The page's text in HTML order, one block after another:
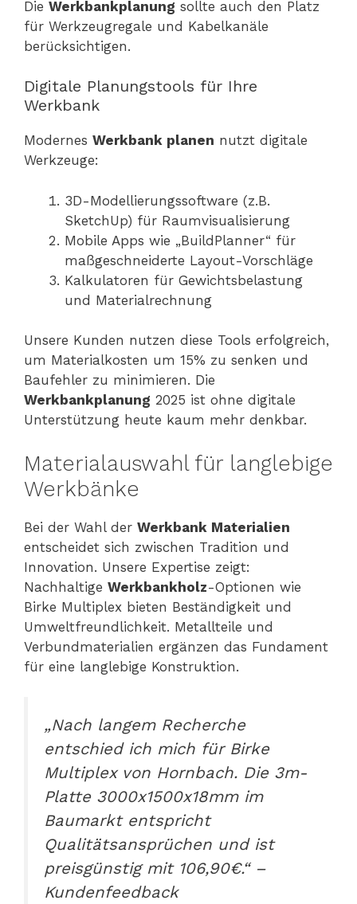
Die Werkbankplanung sollte auch den Platz
für Werkzeugregale und Kabelkanäle
berücksichtigen.
Digitale Planungstools für Ihre
Werkbank
Modernes Werkbank planen nutzt digitale
Werkzeuge:
3D-Modellierungssoftware (z.B.
SketchUp) für Raumvisualisierung
Mobile Apps wie „BuildPlanner“ für
maßgeschneiderte Layout-Vorschläge
Kalkulatoren für Gewichtsbelastung
und Materialrechnung
Unsere Kunden nutzen diese Tools erfolgreich,
um Materialkosten um 15% zu senken und
Baufehler zu minimieren. Die
Werkbankplanung 2025 ist ohne digitale
Unterstützung heute kaum mehr denkbar.
Materialauswahl für langlebige
Werkbänke
Bei der Wahl der Werkbank Materialien
entscheidet sich zwischen Tradition und
Innovation. Unsere Expertise zeigt:
Nachhaltige Werkbankholz-Optionen wie
Birke Multiplex bieten Beständigkeit und
Umweltfreundlichkeit. Metallteile und
Verbundmaterialien ergänzen das Fundament
für eine langlebige Konstruktion.
„Nach langem Recherche
entschied ich mich für Birke
Multiplex von Hornbach. Die 3m-
Platte 3000x1500x18mm im
Baumarkt entspricht
Qualitätsansprüchen und ist
preisgünstig mit 106,90€.“ –
Kundenfeedback